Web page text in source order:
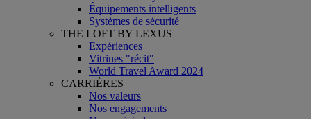
Équipements intelligents
Systèmes de sécurité
THE LOFT BY LEXUS
Expériences
Vitrines "récit"
World Travel Award 2024
CARRIÈRES
Nos valeurs
Nos engagements